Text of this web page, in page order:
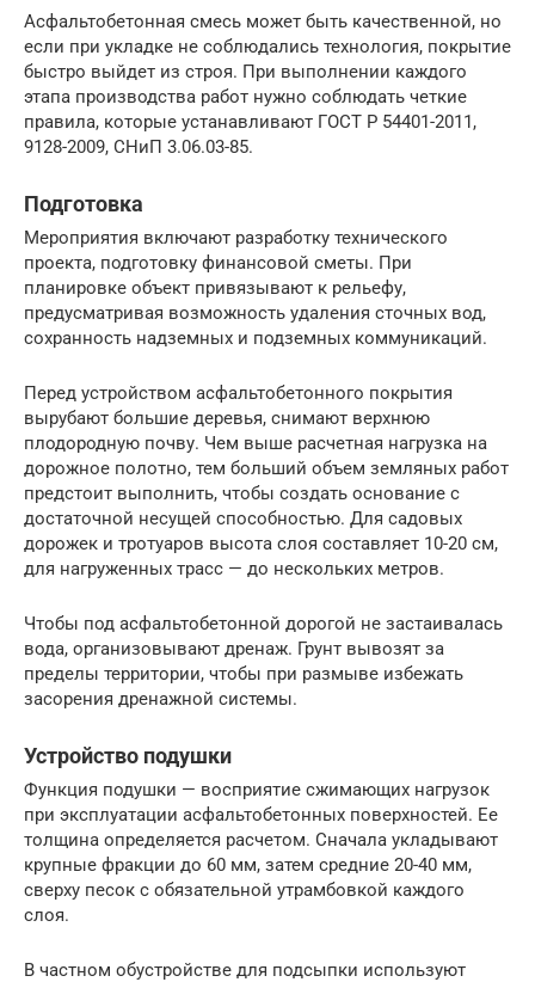
Асфальтобетонная смесь может быть качественной, но
если при укладке не соблюдались технология, покрытие
быстро выйдет из строя. При выполнении каждого
этапа производства работ нужно соблюдать четкие
правила, которые устанавливают ГОСТ Р 54401-2011,
9128-2009, СНиП 3.06.03-85.
Подготовка
Мероприятия включают разработку технического
проекта, подготовку финансовой сметы. При
планировке объект привязывают к рельефу,
предусматривая возможность удаления сточных вод,
сохранность надземных и подземных коммуникаций.
Перед устройством асфальтобетонного покрытия
вырубают большие деревья, снимают верхнюю
плодородную почву. Чем выше расчетная нагрузка на
дорожное полотно, тем больший объем земляных работ
предстоит выполнить, чтобы создать основание с
достаточной несущей способностью. Для садовых
дорожек и тротуаров высота слоя составляет 10-20 см,
для нагруженных трасс — до нескольких метров.
Чтобы под асфальтобетонной дорогой не застаивалась
вода, организовывают дренаж. Грунт вывозят за
пределы территории, чтобы при размыве избежать
засорения дренажной системы.
Устройство подушки
Функция подушки — восприятие сжимающих нагрузок
при эксплуатации асфальтобетонных поверхностей. Ее
толщина определяется расчетом. Сначала укладывают
крупные фракции до 60 мм, затем средние 20-40 мм,
сверху песок с обязательной утрамбовкой каждого
слоя.
В частном обустройстве для подсыпки используют